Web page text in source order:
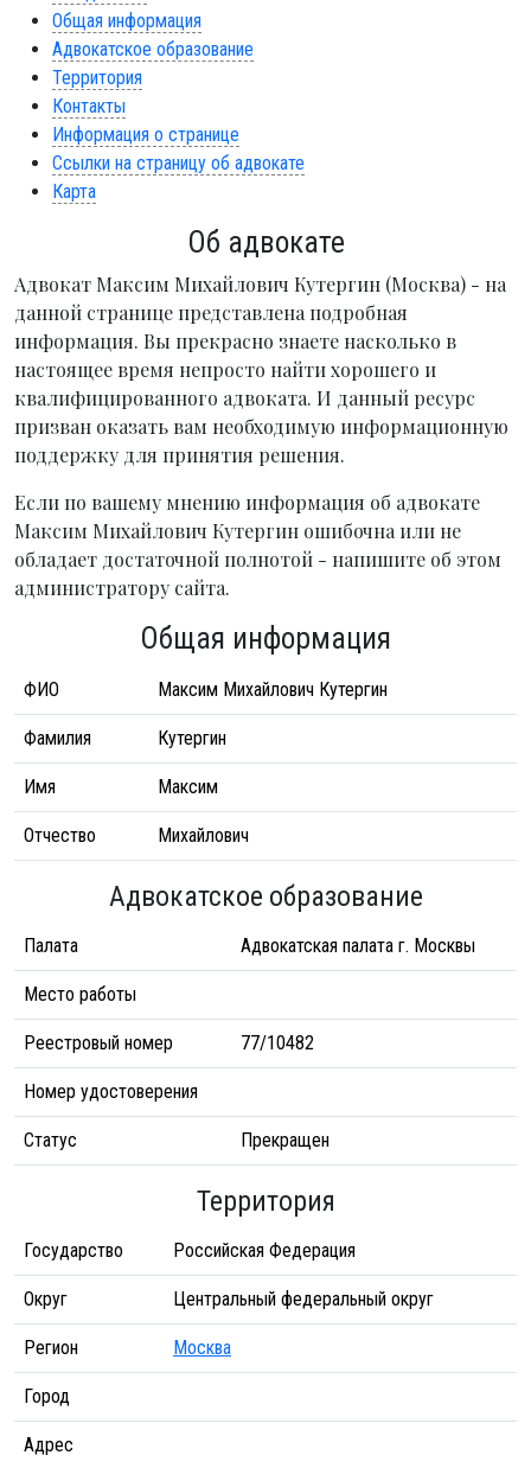
Общая информация
Адвокатское образование
Территория
Контакты
Информация о странице
Ссылки на страницу об адвокате
Карта
Об адвокате
Адвокат Максим Михайлович Кутергин (Москва) - на
данной странице представлена подробная
информация. Вы прекрасно знаете насколько в
настоящее время непросто найти хорошего и
квалифицированного адвоката. И данный ресурс
призван оказать вам необходимую информационную
поддержку для принятия решения.
Если по вашему мнению информация об адвокате
Максим Михайлович Кутергин ошибочна или не
обладает достаточной полнотой - напишите об этом
администратору сайта.
Общая информация
ФИО Максим Михайлович Кутергин
Фамилия Кутергин
Имя Максим
Отчество Михайлович
Адвокатское образование
Палата Адвокатская палата г. Москвы
Место работы
Реестровый номер 77/10482
Номер удостоверения
Статус Прекращен
Территория
Государство Российская Федерация
Округ Центральный федеральный округ
Регион Москва
Город
Адрес